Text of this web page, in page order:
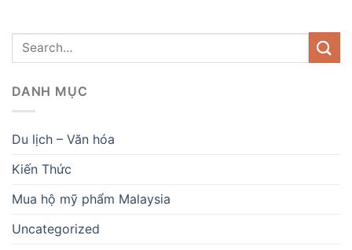
DANH MỤC
Du lịch – Văn hóa
Kiến Thức
Mua hộ mỹ phẩm Malaysia
Uncategorized